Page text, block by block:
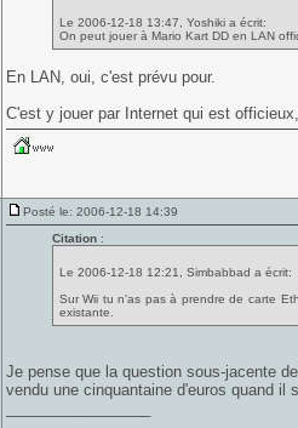
Le 2006-12-18 13:47, Yoshiki a écrit:
On peut jouer à Mario Kart DD en LAN
En LAN, oui, c'est prévu pour.
C'est y jouer par Internet qui est
Posté le: 2006-12-18 14:39
Citation:
Le 2006-12-18 12:21, Simbabbad a écrit:
Sur Wii tu n'as pas à prendre de carte
existante.
Je pense que la question sous-jacente
vendu une cinquantaine d'euros quand il